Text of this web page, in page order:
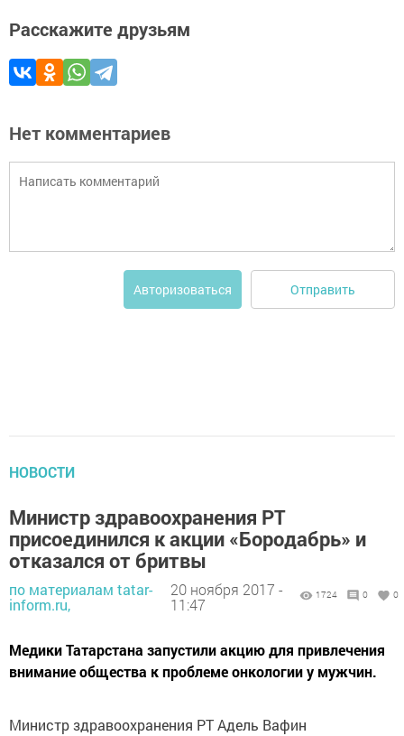
Расскажите друзьям
Нет комментариев
Авторизоваться Отправить
НОВОСТИ
Министр здравоохранения РТ
присоединился к акции «Бородабрь» и
отказался от бритвы
по материалам tatar-
inform.ru,
20 ноября 2017 -
11:47
1724 0 0
Медики Татарстана запустили акцию для привлечения
внимание общества к проблеме онкологии у мужчин.
Министр здравоохранения РТ Адель Вафин